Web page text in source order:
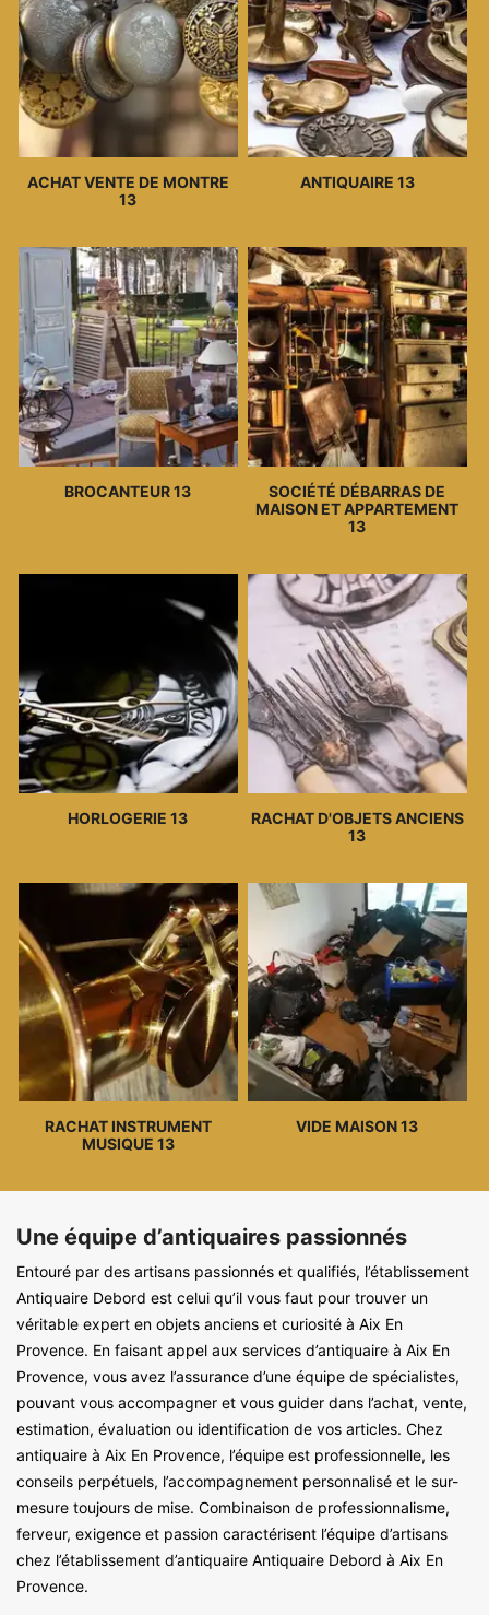
ACHAT VENTE DE MONTRE
13
ANTIQUAIRE 13
BROCANTEUR 13
SOCIÉTÉ DÉBARRAS DE
MAISON ET APPARTEMENT
13
HORLOGERIE 13
RACHAT D'OBJETS ANCIENS
13
RACHAT INSTRUMENT
MUSIQUE 13
VIDE MAISON 13
Une équipe d’antiquaires passionnés
Entouré par des artisans passionnés et qualifiés, l’établissement
Antiquaire Debord est celui qu’il vous faut pour trouver un
véritable expert en objets anciens et curiosité à Aix En
Provence. En faisant appel aux services d’antiquaire à Aix En
Provence, vous avez l’assurance d’une équipe de spécialistes,
pouvant vous accompagner et vous guider dans l’achat, vente,
estimation, évaluation ou identification de vos articles. Chez
antiquaire à Aix En Provence, l’équipe est professionnelle, les
conseils perpétuels, l’accompagnement personnalisé et le sur-
mesure toujours de mise. Combinaison de professionnalisme,
ferveur, exigence et passion caractérisent l’équipe d’artisans
chez l’établissement d’antiquaire Antiquaire Debord à Aix En
Provence.